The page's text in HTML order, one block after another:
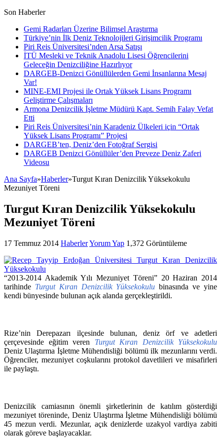
Son Haberler
Gemi Radarları Üzerine Bilimsel Araştırma
Türkiye’nin İlk Deniz Teknolojileri Girişimcilik Programı
Piri Reis Üniversitesi’nden Arsa Satışı
İTÜ Mesleki ve Teknik Anadolu Lisesi Öğrencilerini
Geleceğin Denizciliğine Hazırlıyor
DARGEB-Denizci Gönüllülerden Gemi İnsanlarına Mesaj
Var!
MINE-EMI Projesi ile Ortak Yüksek Lisans Programı
Geliştirme Çalışmaları
Armona Denizcilik İşletme Müdürü Kapt. Semih Falay Vefat
Etti
Piri Reis Üniversitesi’nin Karadeniz Ülkeleri için “Ortak
Yüksek Lisans Programı” Projesi
DARGEB’ten, Deniz’den Fotoğraf Sergisi
DARGEB Denizci Gönüllüler’den Preveze Deniz Zaferi
Videosu
Ana Sayfa»Haberler»Turgut Kıran Denizcilik Yüksekokulu
Mezuniyet Töreni
Turgut Kıran Denizcilik Yüksekokulu
Mezuniyet Töreni
17 Temmuz 2014 HaberlerYorum Yap 1,372 Görüntüleme
“2013-2014 Akademik Yılı Mezuniyet Töreni” 20 Haziran 2014
tarihinde Turgut Kıran Denizcilik Yüksekokulu binasında ve yine
kendi bünyesinde bulunan açık alanda gerçekleştirildi.
Rize’nin Derepazarı ilçesinde bulunan, deniz örf ve adetleri
çerçevesinde eğitim veren Turgut Kıran Denizcilik Yüksekokulu
Deniz Ulaştırma İşletme Mühendisliği bölümü ilk mezunlarını verdi.
Öğrenciler, mezuniyet coşkularını protokol davetlileri ve misafirleri
ile paylaştı.
Denizcilik camiasının önemli şirketlerinin de katılım gösterdiği
mezuniyet töreninde, Deniz Ulaştırma İşletme Mühendisliği bölümü
45 mezun verdi. Mezunlar, açık denizlerde uzakyol vardiya zabiti
olarak göreve başlayacaklar.